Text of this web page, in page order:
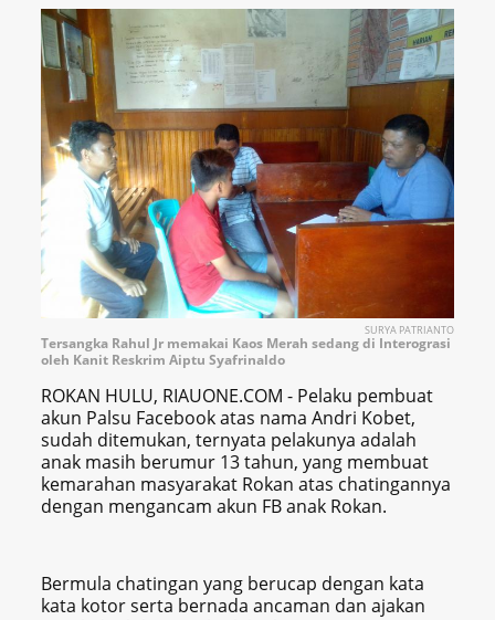
SURYA PATRIANTO
Tersangka Rahul Jr memakai Kaos Merah sedang di Interograsi
oleh Kanit Reskrim Aiptu Syafrinaldo
ROKAN HULU, RIAUONE.COM - Pelaku pembuat
akun Palsu Facebook atas nama Andri Kobet,
sudah ditemukan, ternyata pelakunya adalah
anak masih berumur 13 tahun, yang membuat
kemarahan masyarakat Rokan atas chatingannya
dengan mengancam akun FB anak Rokan.
Bermula chatingan yang berucap dengan kata
kata kotor serta bernada ancaman dan ajakan